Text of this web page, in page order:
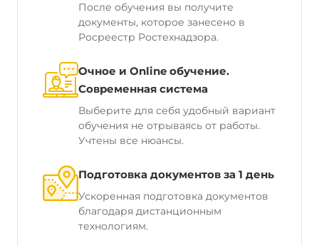
После обучения вы получите
документы, которое занесено в
Росреестр Ростехнадзора.
Очное и Online обучение.
Современная система
Выберите для себя удобный вариант
обучения не отрываясь от работы.
Учтены все нюансы.
Подготовка документов за 1 день
Ускоренная подготовка документов
благодаря дистанционным
технологиям.